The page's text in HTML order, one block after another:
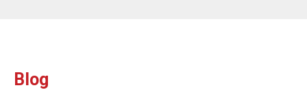
Blog